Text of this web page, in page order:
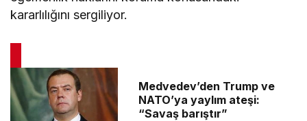
kararlılığını sergiliyor.
Medvedev’den Trump ve
NATO’ya yaylım ateşi:
“Savaş barıştır”